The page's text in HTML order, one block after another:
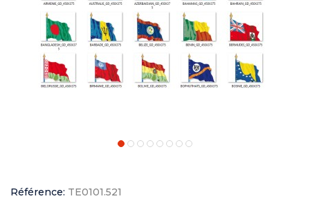
Référence: TE0101.521